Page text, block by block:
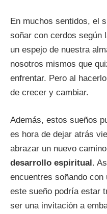
En muchos sentidos, el
soñar con cerdos según
un espejo de nuestra
nosotros mismos que
enfrentar. Pero al
de crecer y cambiar.
Además, estos sueños
es hora de dejar atrás
abrazar un nuevo
desarrollo espiritual.
encuentres soñando
este sueño podría estar
ser una invitación a